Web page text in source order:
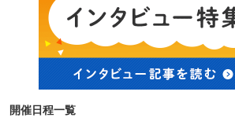
開催日程一覧